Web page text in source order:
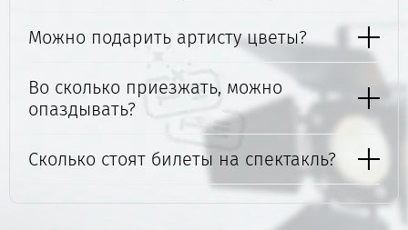
Можно подарить артисту цветы?
Во сколько приезжать, можно
опаздывать?
Сколько стоят билеты на спектакль?